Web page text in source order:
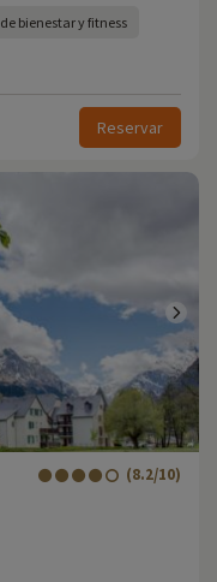
bienestar y fitness
Reservar
(8.2/10)